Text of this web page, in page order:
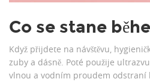
Co se stane
Když přijdete na návštěvu,
zuby a dásně. Poté použije
vlnou a vodním proudem odstraní